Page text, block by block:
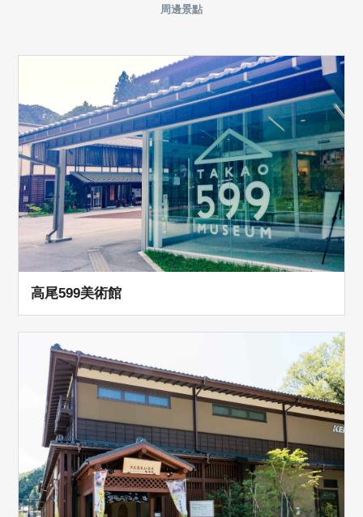
周邊景點
高尾599美術館